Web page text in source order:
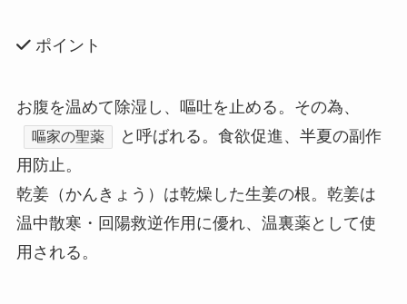
ポイント
お腹を温めて除湿し、嘔吐を止める。 その為、
嘔家の聖薬
と呼ばれる。食欲促進、半夏の副作
用防止。
乾姜（かんきょう） は乾燥した生姜の根。 乾姜は
温中散寒・回陽救逆作用に優れ、温裏薬として使
用される。